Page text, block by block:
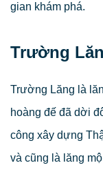
gian khám phá.
Trường
Trường Lăng là
hoàng đế đã dời
công xây dựng
và cũng là lăng